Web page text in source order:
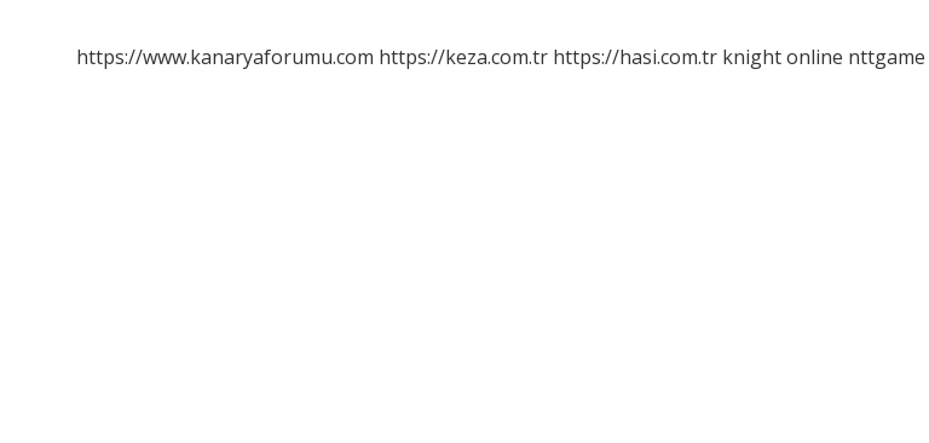
https://www.kanaryaforumu.com https://keza.com.tr https://hasi.com.tr knight online nttgame